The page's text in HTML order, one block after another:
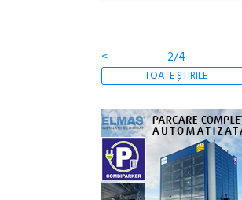
< 2/4
TOATE ȘTIRILE